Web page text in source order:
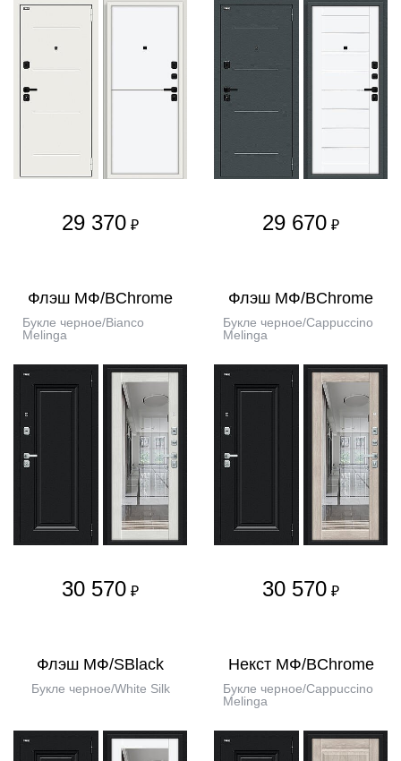
29 370 ₽ 29 670 ₽
Флэш МФ/BChrome
Букле черное/Bianco
Melinga
30 570 ₽
Флэш МФ/BChrome
Букле черное/Cappuccino
Melinga
30 570 ₽
Флэш МФ/SBlack
Букле черное/White Silk
Некст МФ/BChrome
Букле черное/Cappuccino
Melinga